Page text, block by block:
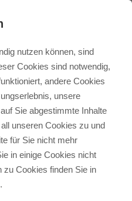
für die
nutzen können, sind
Cookies sind notwendig,
andere Cookies
unsere
Sie abgestimmte Inhalte
unseren Cookies zu und
für Sie nicht mehr
in einige Cookies nicht
zu Cookies finden Sie in
.